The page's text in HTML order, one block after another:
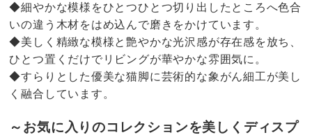
◆細やかな模様をひとつひとつ切り出したところへ色合
いの違う木材をはめ込んで磨きをかけています。
◆美しく精緻な模様と艶やかな光沢感が存在感を放ち、
ひとつ置くだけでリビングが華やかな雰囲気に。
◆すらりとした優美な猫脚に芸術的な象がん細工が美し
く融合しています。
～お気に入りのコレクションを美しくディスプ